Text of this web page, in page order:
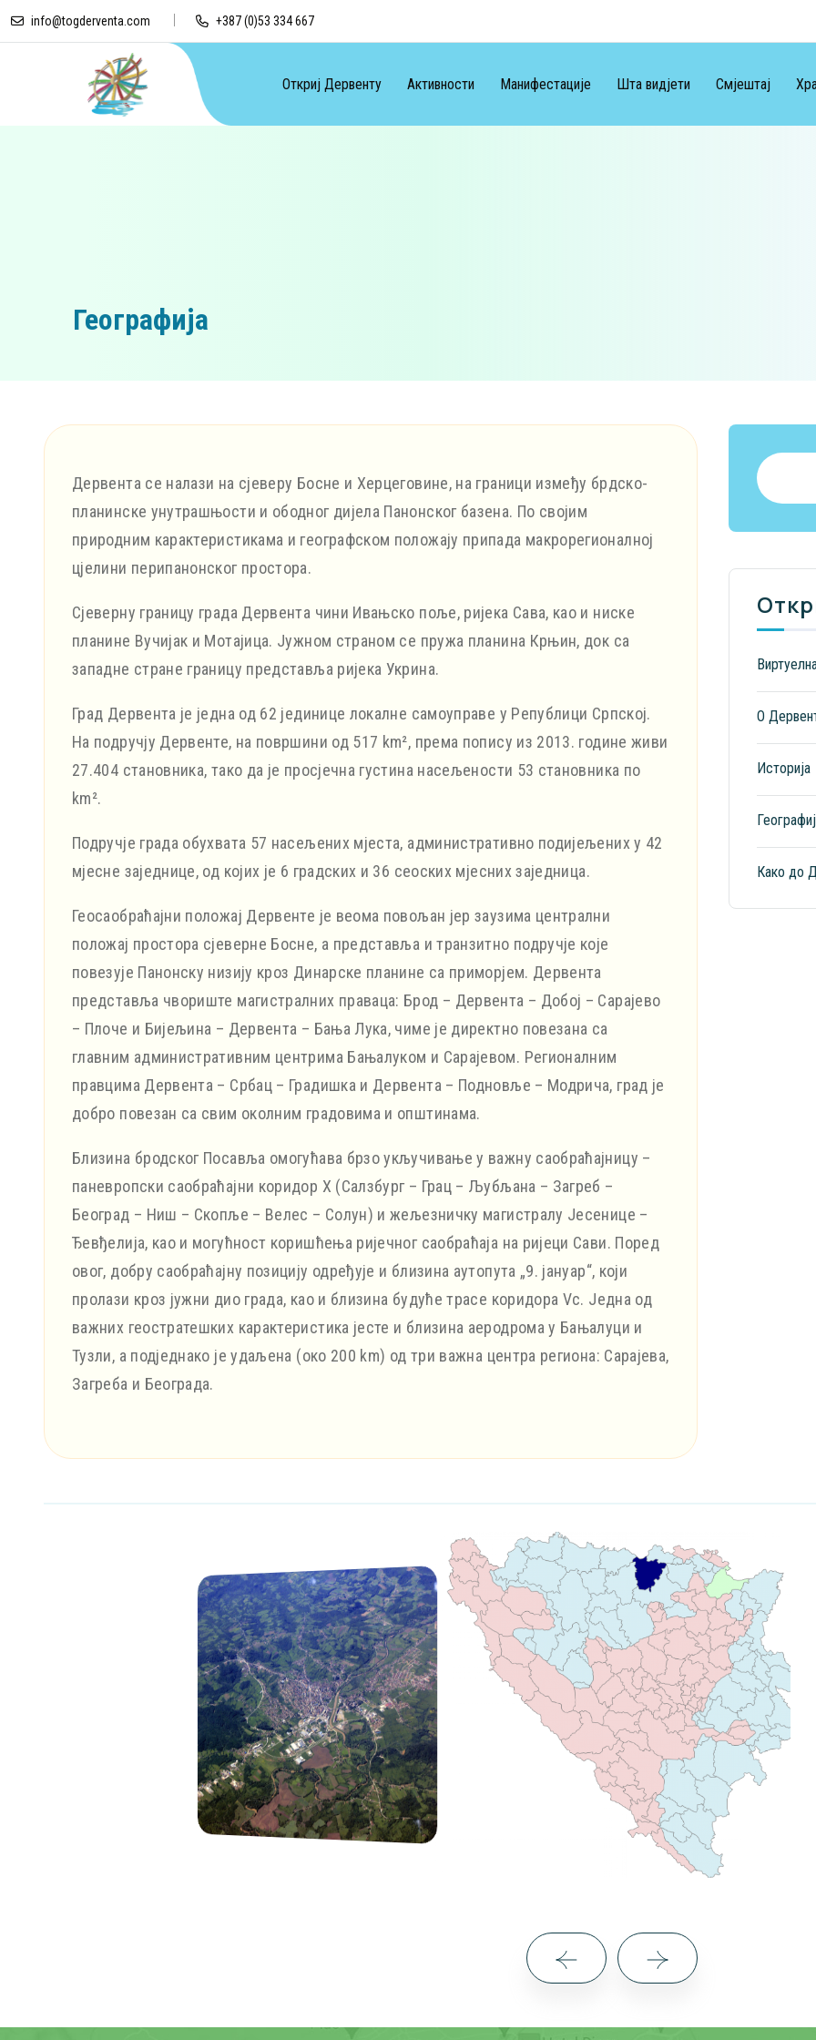
info@togderventa.com +387 (0)53 334 667
Откриј Дервенту Активности Манифестације Шта видјети Смјештај
Географија
Дервента се налази на сјеверу Босне и Херцеговине, на граници између брдско-
планинске унутрашњости и ободног дијела Панонског базена. По својим
природним карактеристикама и географском положају припада макрорегионалној
цјелини перипанонског простора.
Сјеверну границу града Дервента чини Ивањско поље, ријека Сава, као и ниске
планине Вучијак и Мотајица. Јужном страном се пружа планина Крњин, док са
западне стране границу представља ријека Укрина.
Град Дервента је једна од 62 јединице локалне самоуправе у Републици Српској.
На подручју Дервенте, на површини од 517 km², према попису из 2013. године живи
27.404 становника, тако да је просјечна густина насељености 53 становника по
km².
Подручје града обухвата 57 насељених мјеста, административно подијељених у 42
мјесне заједнице, од којих је 6 градских и 36 сеоских мјесних заједница.
Геосаобраћајни положај Дервенте је веома повољан јер заузима централни
положај простора сјеверне Босне, а представља и транзитно подручје које
повезује Панонску низију кроз Динарске планине са приморјем. Дервента
представља чвориште магистралних праваца: Брод – Дервента – Добој – Сарајево
– Плоче и Бијељина – Дервента – Бања Лука, чиме је директно повезана са
главним административним центрима Бањалуком и Сарајевом. Регионалним
правцима Дервента – Србац – Градишка и Дервента – Подновље – Модрича, град је
добро повезан са свим околним градовима и општинама.
Близина бродског Посавља омогућава брзо укључивање у важну саобраћајницу –
паневропски саобраћајни коридор X (Салзбург – Грац – Љубљана – Загреб –
Београд – Ниш – Скопље – Велес – Солун) и жељезничку магистралу Јесенице –
Ђевђелија, као и могућност коришћења ријечног саобраћаја на ријеци Сави. Поред
овог, добру саобраћајну позицију одређује и близина аутопута „9. јануар“, који
пролази кроз јужни дио града, као и близина будуће трасе коридора Vc. Једна од
важних геостратешких карактеристика јесте и близина аеродрома у Бањалуци и
Тузли, а подједнако је удаљена (око 200 km) од три важна центра региона: Сарајева,
Загреба и Београда.
О
Историја
Како до